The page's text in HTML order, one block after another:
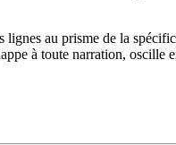
au prisme de la
à toute narration, oscille